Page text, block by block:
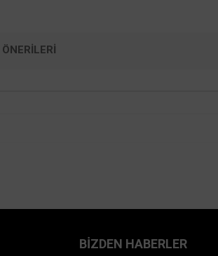
BIZDEN HABERLER